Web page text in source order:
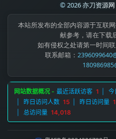
© 2026 亦刀资源网
本站所发布的全部内容源于互联
献参考，请在下载
如有侵权之处请第一时间
联系邮箱：